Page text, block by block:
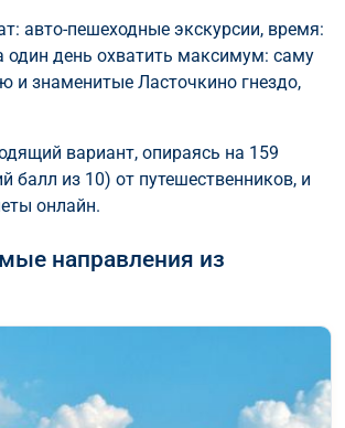
авто-пешеходные экскурсии, время:
один день охватить максимум: саму
и знаменитые Ласточкино гнездо,
вариант, опираясь на 159
балл из 10) от путешественников, и
онлайн.
направления из